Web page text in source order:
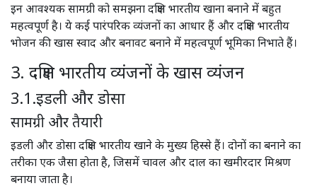
इन आवश्यक सामग्री को समझना दक्षिण भारतीय खाना बनाने में बहुत
महत्वपूर्ण है। ये कई पारंपरिक व्यंजनों का आधार हैं और दक्षिण भारतीय
भोजन की खास स्वाद और बनावट बनाने में महत्वपूर्ण भूमिका निभाते हैं।
3. दक्षिण भारतीय व्यंजनों के खास व्यंजन
3.1.इडली और डोसा
सामग्री और तैयारी
इडली और डोसा दक्षिण भारतीय खाने के मुख्य हिस्से हैं। दोनों का बनाने का
तरीका एक जैसा होता है, जिसमें चावल और दाल का खमीरदार मिश्रण
बनाया जाता है।